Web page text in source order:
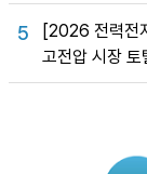
5
[2026 전력전
고전압 시장 토